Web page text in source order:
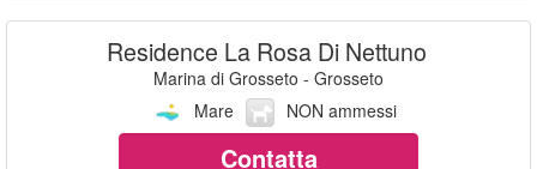
Residence La Rosa Di Nettuno
Marina di Grosseto - Grosseto
Mare
NON ammessi
Contatta